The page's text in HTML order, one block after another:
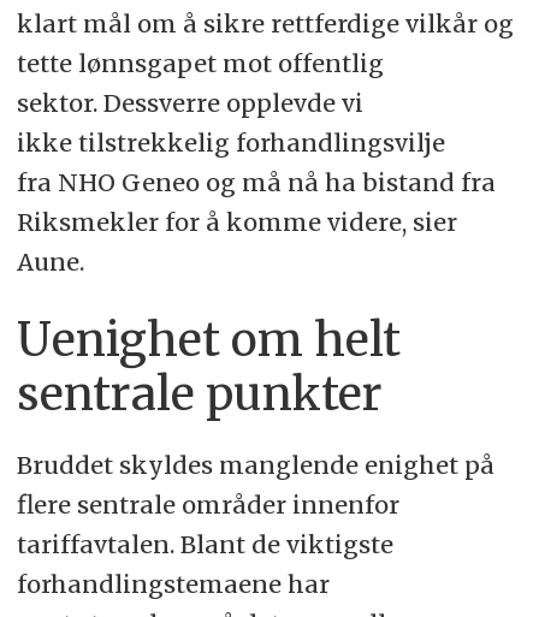
klart mål om å sikre rettferdige vilkår og
tette lønnsgapet mot offentlig
sektor. Dessverre opplevde vi
ikke tilstrekkelig forhandlingsvilje
fra NHO Geneo og må nå ha bistand fra
Riksmekler for å komme videre, sier
Aune.
Uenighet om helt
sentrale punkter
Bruddet skyldes manglende enighet på
flere sentrale områder innenfor
tariffavtalen. Blant de viktigste
forhandlingstemaene har